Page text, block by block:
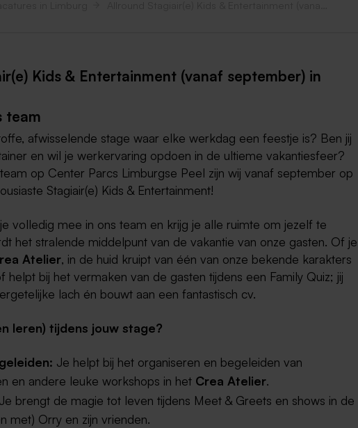
Kids & Entertainment (vanaf september) in
team
afwisselende stage waar elke werkdag een feestje is? Ben jij
en wil je werkervaring opdoen in de ultieme vakantiesfeer?
op Center Parcs Limburgse Peel zijn wij vanaf september op
Stagiair(e) Kids & Entertainment!
volledig mee in ons team en krijg je alle ruimte om jezelf te
het stralende middelpunt van de vakantie van onze gasten. Of je
Atelier, in de huid kruipt van één van onze bekende karakters
helpt bij het vermaken van de gasten tijdens een Family Quiz; jij
lach én bouwt aan een fantastisch cv.
leren) tijdens jouw stage?
Je helpt bij het organiseren en begeleiden van
en andere leuke workshops in het Crea Atelier.
Je brengt de magie tot leven tijdens Meet & Greets en shows in de
met) Orry en zijn vrienden.